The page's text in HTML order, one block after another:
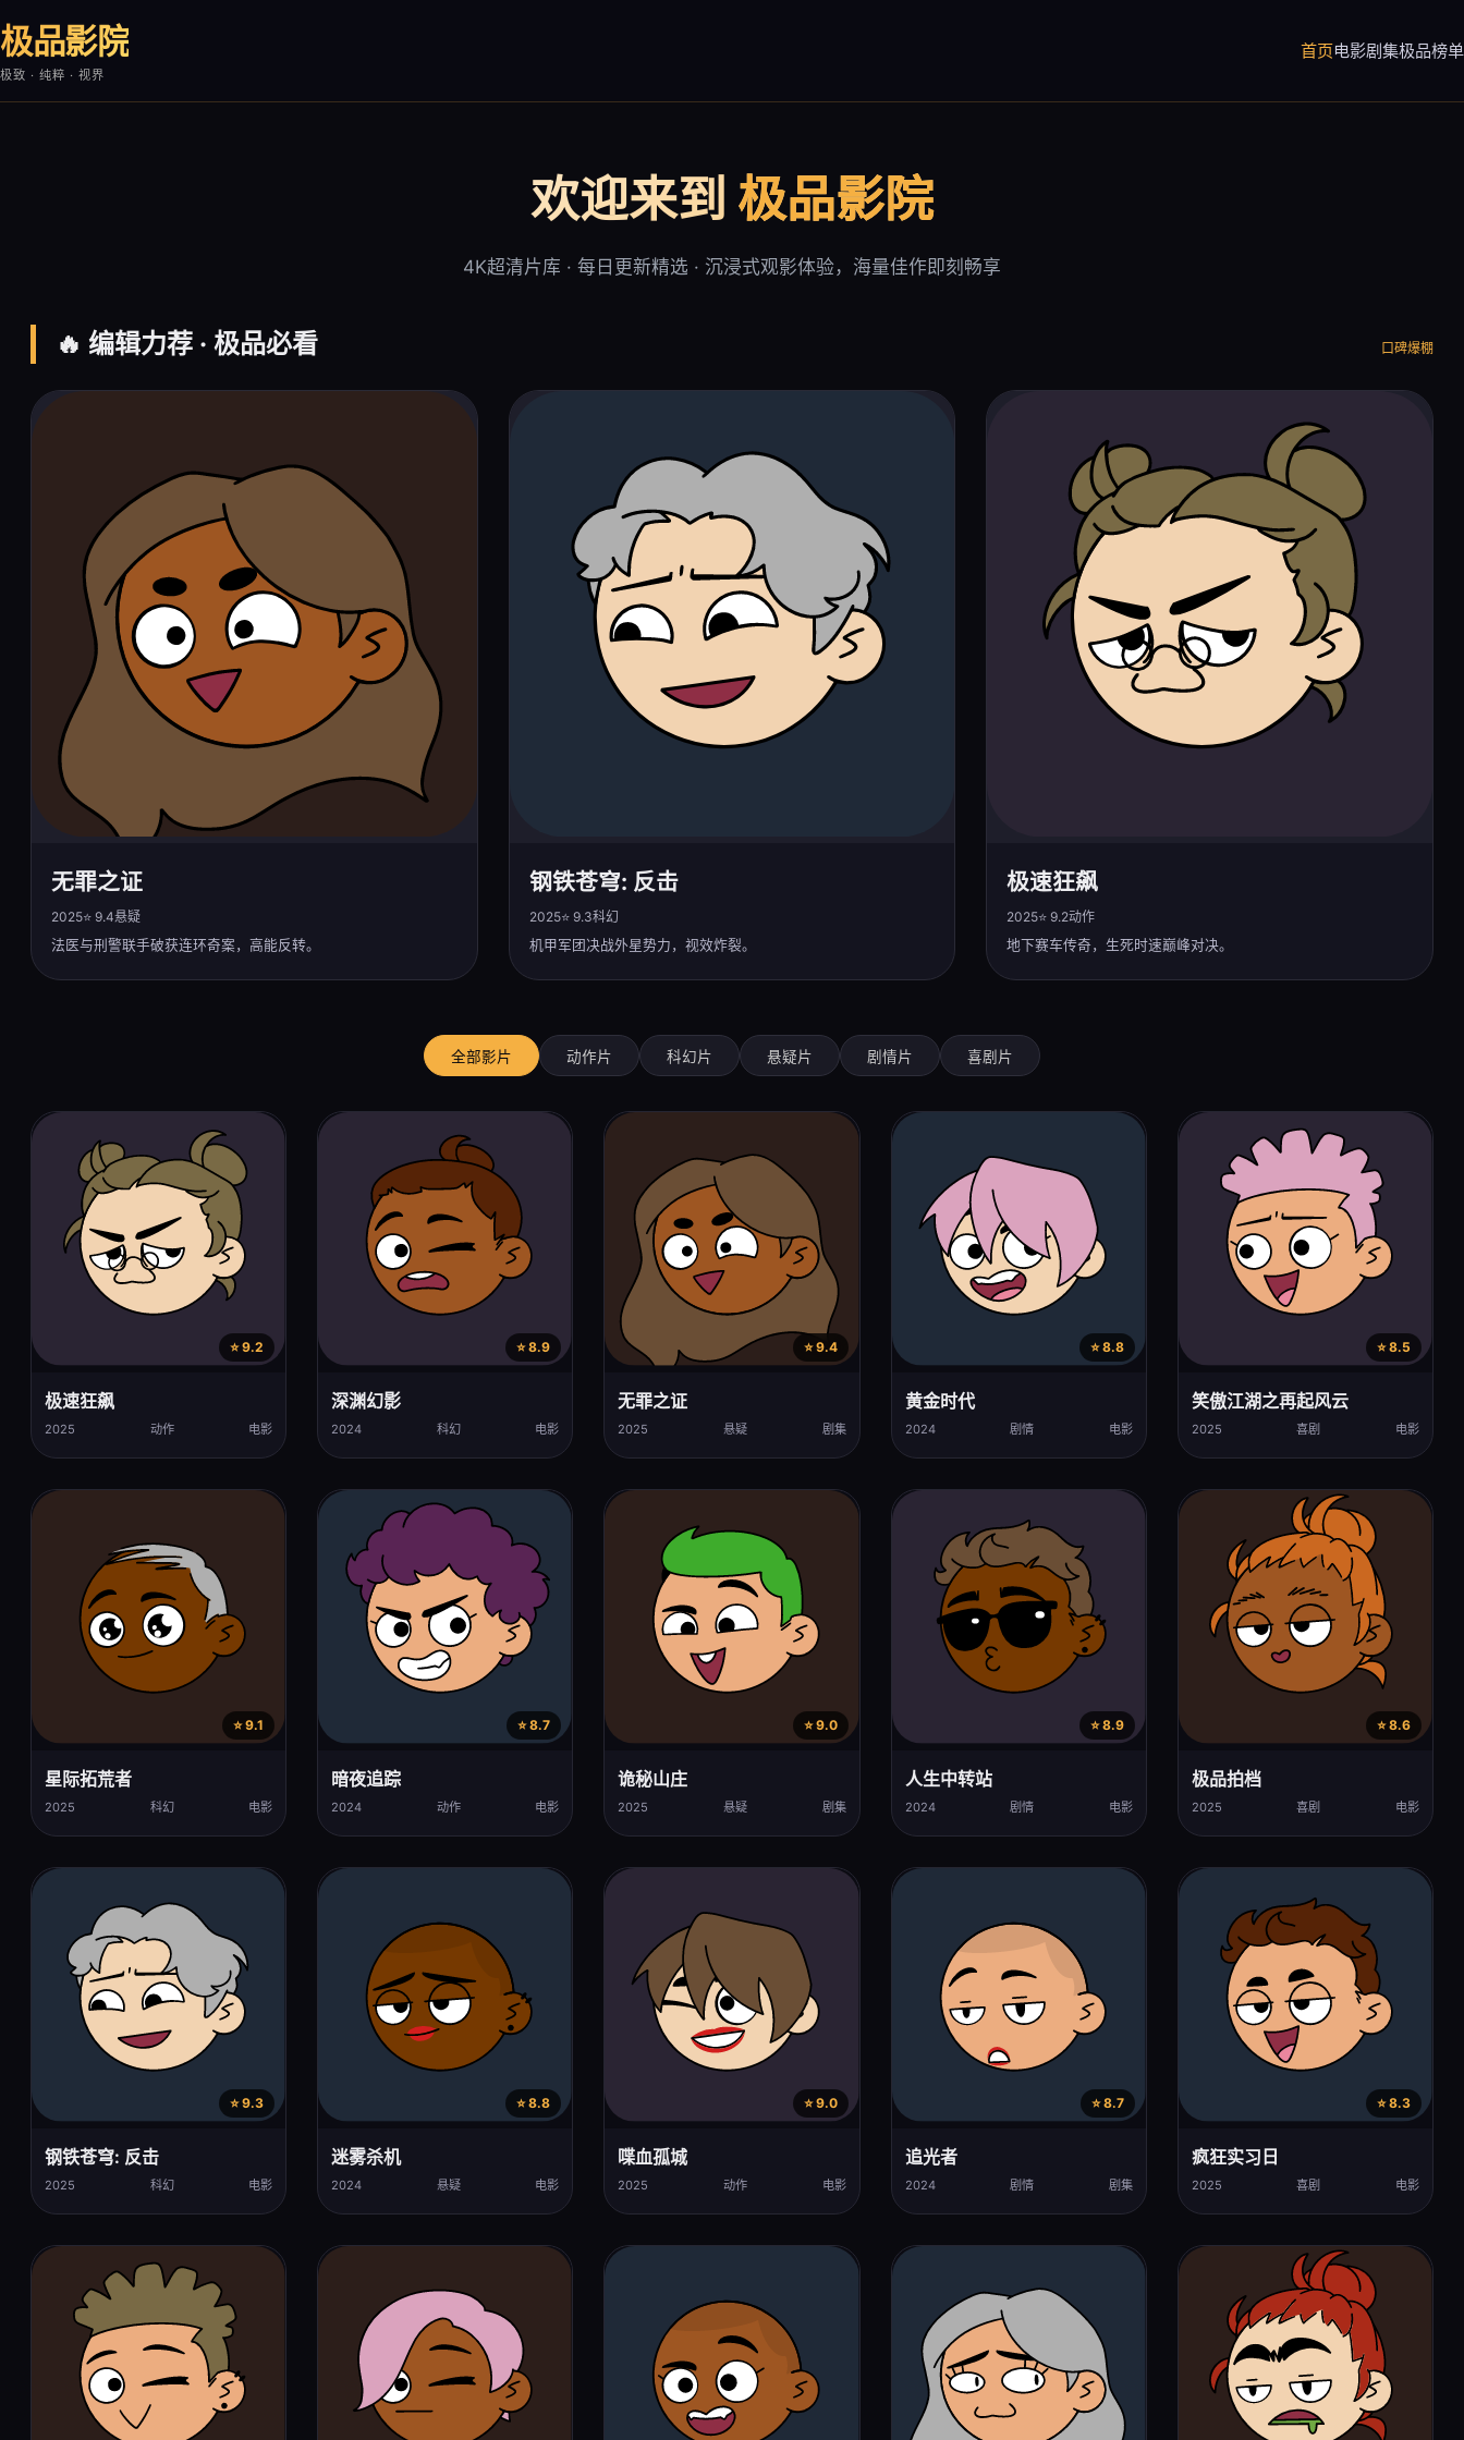
极品影院
极致 · 纯粹 · 视界
首页电影剧集极品榜单
欢迎来到 极品影院
4K超清片库 · 每日更新精选 · 沉浸式观影体验，海量佳作即刻畅享
🔥 编辑力荐 · 极品必看 口碑爆棚
无罪之证
2025⭐ 9.4悬疑
法医与刑警联手破获连环奇案，高能反转。
钢铁苍穹: 反击
2025⭐ 9.3科幻
机甲军团决战外星势力，视效炸裂。
极速狂飙
2025⭐ 9.2动作
地下赛车传奇，生死时速巅峰对决。
全部影片 动作片 科幻片 悬疑片 剧情片 喜剧片
⭐ 9.2
极速狂飙
2025 动作 电影
⭐ 8.9
深渊幻影
2024 科幻 电影
⭐ 9.4
无罪之证
2025 悬疑 剧集
⭐ 8.8
黄金时代
2024 剧情 电影
⭐ 8.5
笑傲江湖之再起风云
2025 喜剧 电影
⭐ 9.1
星际拓荒者
2025 科幻 电影
⭐ 8.7
暗夜追踪
2024 动作 电影
⭐ 9.0
诡秘山庄
2025 悬疑 剧集
⭐ 8.9
人生中转站
2024 剧情 电影
⭐ 8.6
极品拍档
2025 喜剧 电影
⭐ 9.3
钢铁苍穹: 反击
2025 科幻 电影
⭐ 8.8
迷雾杀机
2024 悬疑 电影
⭐ 9.0
喋血孤城
2025 动作 电影
⭐ 8.7
追光者
2024 剧情 剧集
⭐ 8.3
疯狂实习日
2025 喜剧 电影